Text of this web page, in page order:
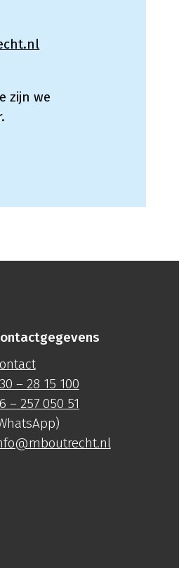
zijn we
– 28 15 100
– 257 050 51